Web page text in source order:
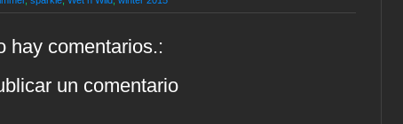
hay comentarios.:
un comentario